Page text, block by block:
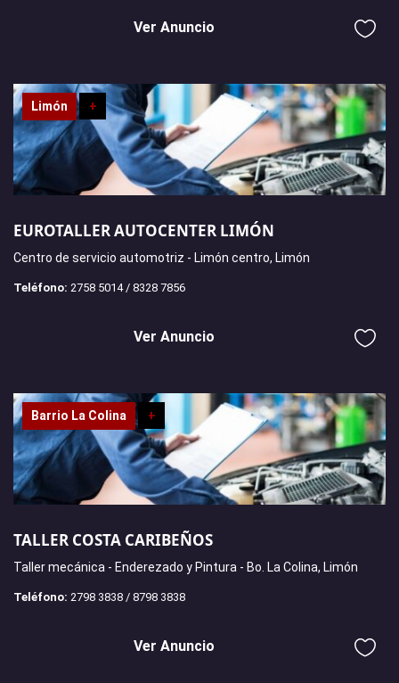
Ver Anuncio
Limón +
EUROTALLER AUTOCENTER LIMÓN
Centro de servicio automotriz - Limón centro, Limón
Teléfono: 2758 5014 / 8328 7856
Ver Anuncio
Barrio La Colina +
TALLER COSTA CARIBEÑOS
Taller mecánica - Enderezado y Pintura - Bo. La Colina, Limón
Teléfono: 2798 3838 / 8798 3838
Ver Anuncio